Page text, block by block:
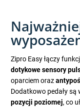
Zipro Easy łączy
dotykowe sensory
oparciem oraz
Dodatkowo pedały
pozycji poziomej, co